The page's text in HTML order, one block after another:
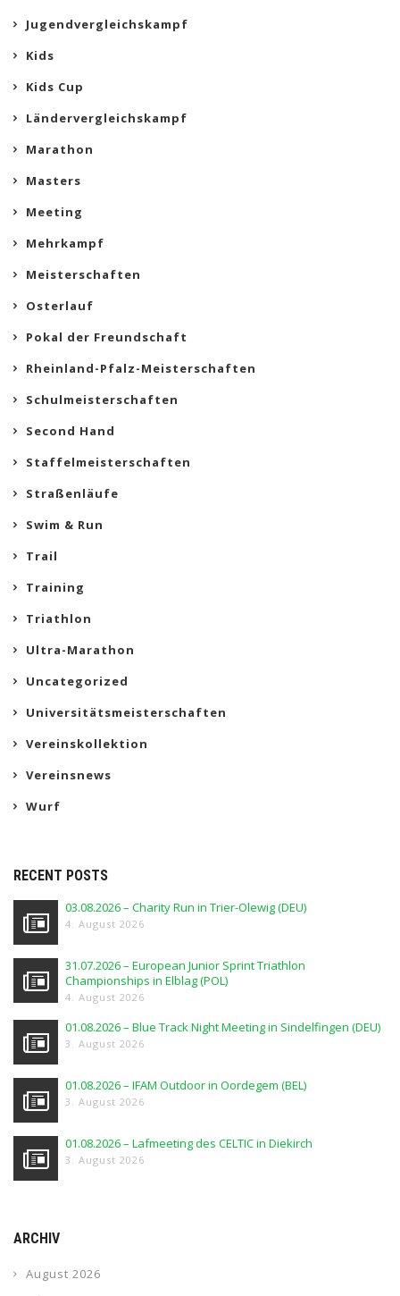
Jugendvergleichskampf
Kids
Kids Cup
Ländervergleichskampf
Marathon
Masters
Meeting
Mehrkampf
Meisterschaften
Osterlauf
Pokal der Freundschaft
Rheinland-Pfalz-Meisterschaften
Schulmeisterschaften
Second Hand
Staffelmeisterschaften
Straßenläufe
Swim & Run
Trail
Training
Triathlon
Ultra-Marathon
Uncategorized
Universitätsmeisterschaften
Vereinskollektion
Vereinsnews
Wurf
RECENT POSTS
03.08.2026 – Charity Run in Trier-Olewig (DEU)
4. August 2026
31.07.2026 – European Junior Sprint Triathlon
Championships in Elblag (POL)
4. August 2026
01.08.2026 – Blue Track Night Meeting in Sindelfingen (DEU)
3. August 2026
01.08.2026 – IFAM Outdoor in Oordegem (BEL)
3. August 2026
01.08.2026 – Lafmeeting des CELTIC in Diekirch
3. August 2026
ARCHIV
August 2026